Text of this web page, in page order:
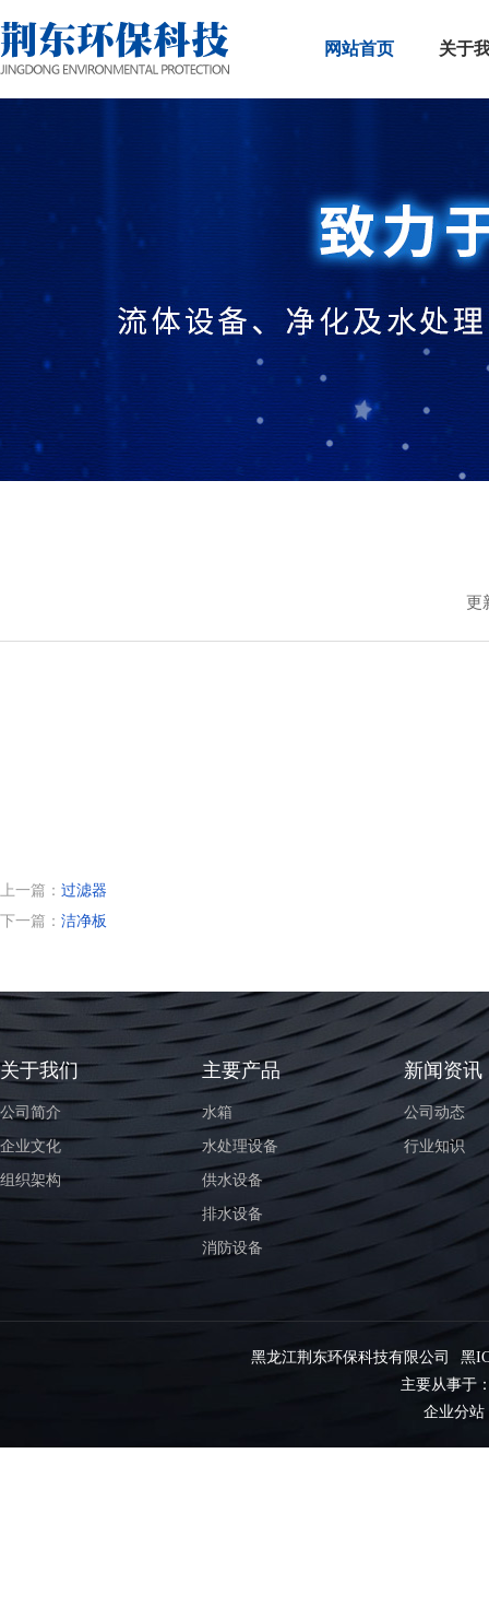
网站首页 关于
更
上一篇： 过滤器
下一篇： 洁净板
关于我们
公司简介
企业文化
组织架构
主要产品
水箱
水处理设备
供水设备
排水设备
消防设备
新闻资讯
公司动态
行业知识
黑龙江荆东环保科技有限公司
黑
主要从事于
企业分站